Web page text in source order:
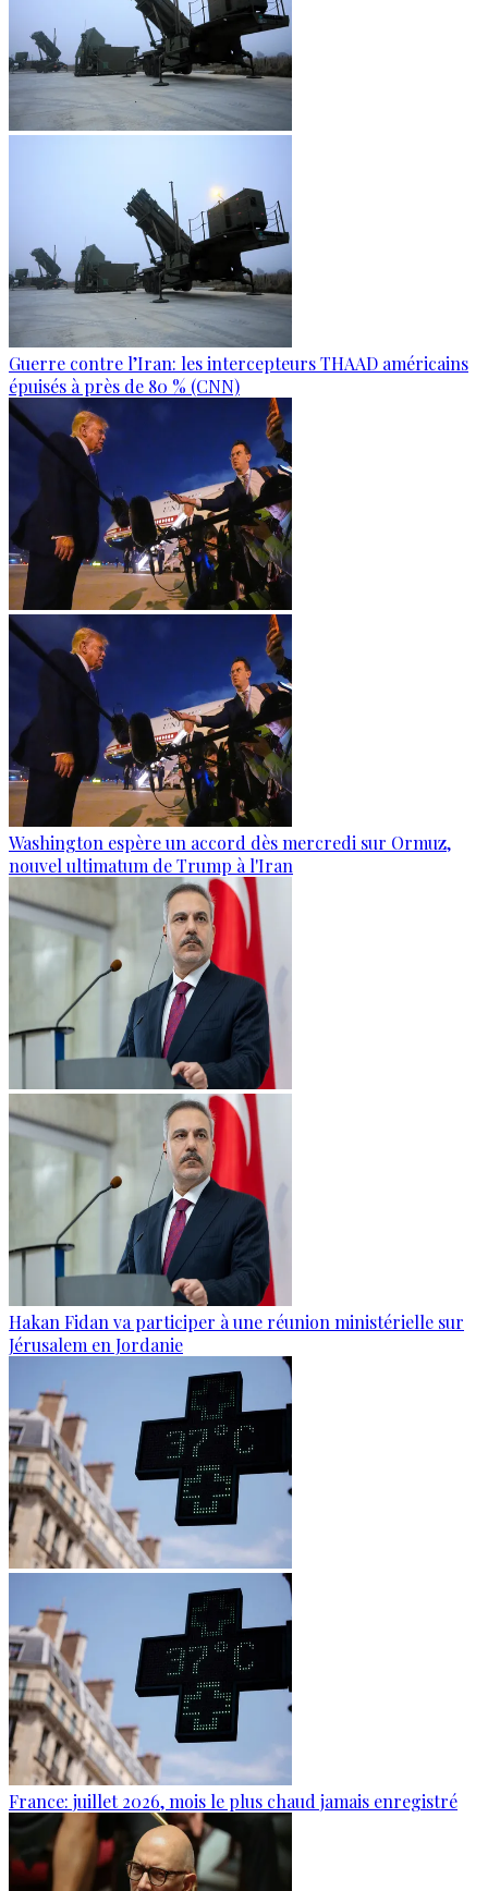
Guerre contre l’Iran: les intercepteurs THAAD américains
épuisés à près de 80 % (CNN)
Washington espère un accord dès mercredi sur Ormuz,
nouvel ultimatum de Trump à l'Iran
Hakan Fidan va participer à une réunion ministérielle sur
Jérusalem en Jordanie
France: juillet 2026, mois le plus chaud jamais enregistré